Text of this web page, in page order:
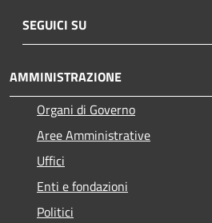
SEGUICI SU
AMMINISTRAZIONE
Organi di Governo
Aree Amministrative
Uffici
Enti e fondazioni
Politici